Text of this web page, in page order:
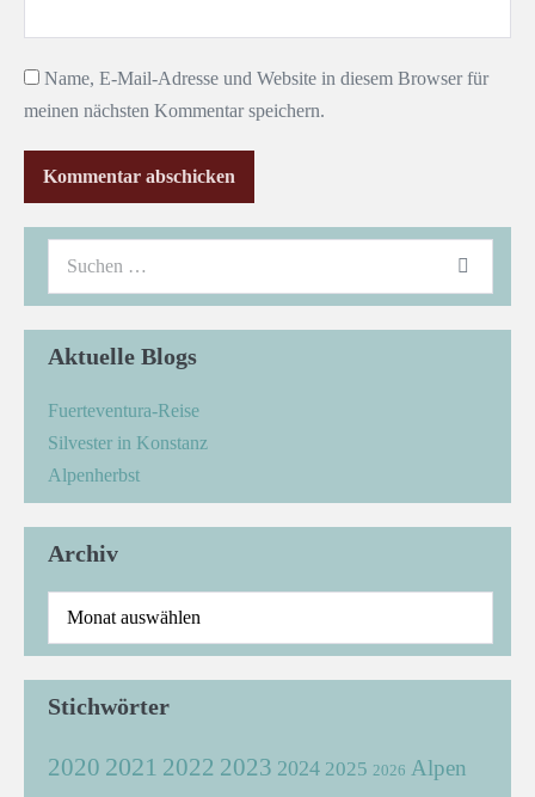
Name, E-Mail-Adresse und Website in diesem Browser für
meinen nächsten Kommentar speichern.
Aktuelle Blogs
Fuerteventura-Reise
Silvester in Konstanz
Alpenherbst
Archiv
Stichwörter
2020 2021 2022 2023 2024 2025 2026 Alpen